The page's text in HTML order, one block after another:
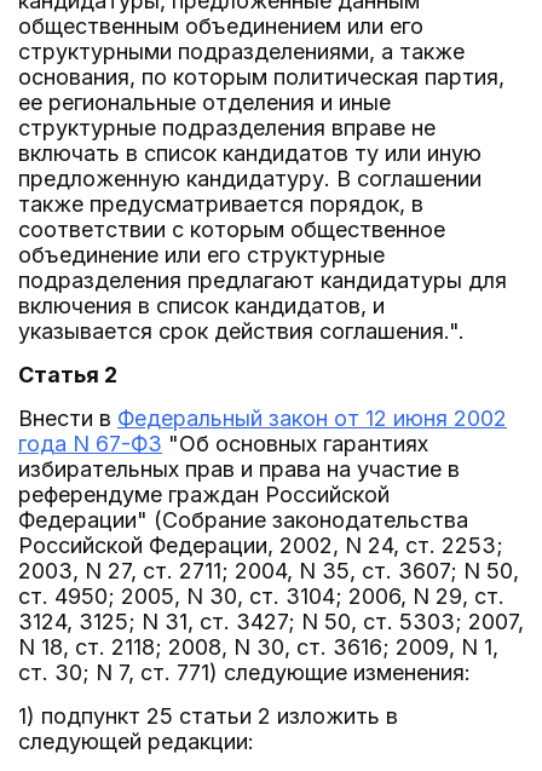
общественным объединением или его
структурными подразделениями, а также
основания, по которым политическая партия,
ее региональные отделения и иные
структурные подразделения вправе не
включать в список кандидатов ту или иную
предложенную кандидатуру. В соглашении
также предусматривается порядок, в
соответствии с которым общественное
объединение или его структурные
подразделения предлагают кандидатуры для
включения в список кандидатов, и
указывается срок действия соглашения.".
Статья 2
Внести в Федеральный закон от 12 июня 2002
года N 67-ФЗ "Об основных гарантиях
избирательных прав и права на участие в
референдуме граждан Российской
Федерации" (Собрание законодательства
Российской Федерации, 2002, N 24, ст. 2253;
2003, N 27, ст. 2711; 2004, N 35, ст. 3607; N 50,
ст. 4950; 2005, N 30, ст. 3104; 2006, N 29, ст.
3124, 3125; N 31, ст. 3427; N 50, ст. 5303; 2007,
N 18, ст. 2118; 2008, N 30, ст. 3616; 2009, N 1,
ст. 30; N 7, ст. 771) следующие изменения:
1) подпункт 25 статьи 2 изложить в
следующей редакции: